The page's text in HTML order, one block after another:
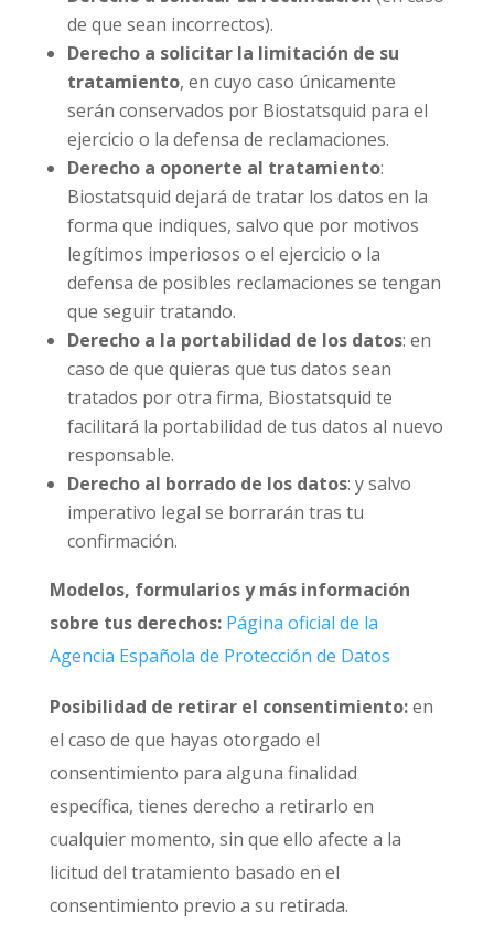
de que sean incorrectos).
Derecho a solicitar la limitación de su
tratamiento, en cuyo caso únicamente
serán conservados por Biostatsquid para el
ejercicio o la defensa de reclamaciones.
Derecho a oponerte al tratamiento:
Biostatsquid dejará de tratar los datos en la
forma que indiques, salvo que por motivos
legítimos imperiosos o el ejercicio o la
defensa de posibles reclamaciones se tengan
que seguir tratando.
Derecho a la portabilidad de los datos: en
caso de que quieras que tus datos sean
tratados por otra firma, Biostatsquid te
facilitará la portabilidad de tus datos al nuevo
responsable.
Derecho al borrado de los datos: y salvo
imperativo legal se borrarán tras tu
confirmación.
Modelos, formularios y más información
sobre tus derechos: Página oficial de la
Agencia Española de Protección de Datos
Posibilidad de retirar el consentimiento:en
el caso de que hayas otorgado el
consentimiento para alguna finalidad
específica, tienes derecho a retirarlo en
cualquier momento, sin que ello afecte a la
licitud del tratamiento basado en el
consentimiento previo a su retirada.